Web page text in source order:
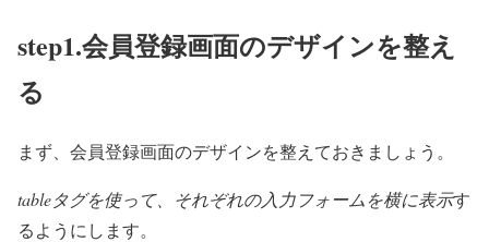
step1.会員登録画面のデザインを整え
る
まず、会員登録画面のデザインを整えておきましょう。
tableタグを使って、それぞれの入力フォームを横に表示す
るようにします。